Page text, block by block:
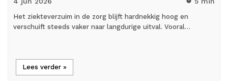
Het ziekteverzuim in de zorg blijft hardnekkig hoog en
verschuift steeds vaker naar langdurige uitval. Vooral…
Lees verder »